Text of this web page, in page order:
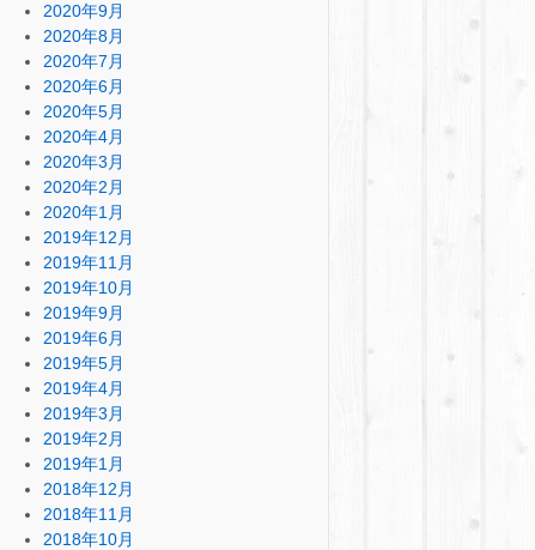
2020年9月
2020年8月
2020年7月
2020年6月
2020年5月
2020年4月
2020年3月
2020年2月
2020年1月
2019年12月
2019年11月
2019年10月
2019年9月
2019年6月
2019年5月
2019年4月
2019年3月
2019年2月
2019年1月
2018年12月
2018年11月
2018年10月